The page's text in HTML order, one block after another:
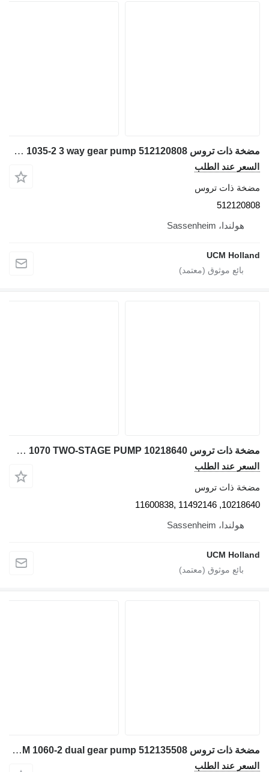
مضخة ذات تروس Liebherr LTM 1035-2 3 way gear pump 512120808 لـ شاحنة رافعة
السعر عند الطلب
مضخة ذات تروس
512120808
هولندا، Sassenheim
UCM Holland
مضخة ذات تروس Liebherr LTM 1070 TWO-STAGE PUMP 10218640 لـ شاحنة رافعة
السعر عند الطلب
مضخة ذات تروس
10218640, 11492146 ,11600838
هولندا، Sassenheim
UCM Holland
مضخة ذات تروس Liebherr LTM 1060-2 dual gear pump 512135508 لـ شاحنة رافعة
السعر عند الطلب